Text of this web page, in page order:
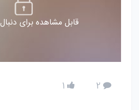
قابل مشاهده برای
2
1